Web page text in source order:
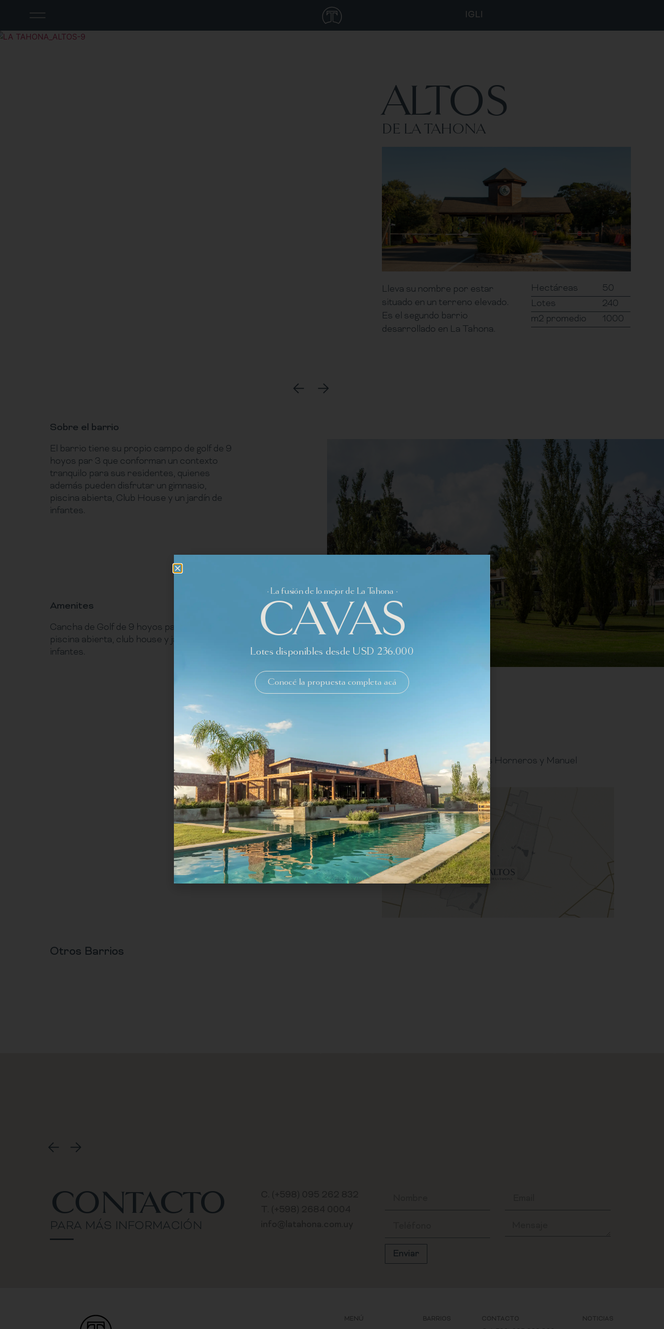
IGLI
ALTOS
DE LA TAHONA
Lleva su nombre por estar
situado en un terreno elevado.
Es el segundo barrio
desarrollado en La Tahona.
Hectáreas
50
Lotes
240
m2 promedio
1000
Sobre el barrio
El barrio tiene su propio campo de golf de 9
hoyos par 3 que conforman un contexto
tranquilo para sus residentes, quienes
además pueden disfrutar un gimnasio,
piscina abierta, Club House y un jardín de
infantes.
Amenites
Cancha de Golf de 9 hoyos par 3, gimnasio,
piscina abierta, club house y jardín de
infantes.
Acceso por Camino de los Horneros y Manuel
Marquez, frente a Lomas.
Otros Barrios
CONTACTO
PARA MÁS INFORMACIÓN
Enviar
MENÚ BARRIOS CONTACTO NOTICIAS
· La fusión de lo mejor de La Tahona ·
CAVAS
Lotes disponibles desde USD 236.000
Conocé la propuesta completa acá